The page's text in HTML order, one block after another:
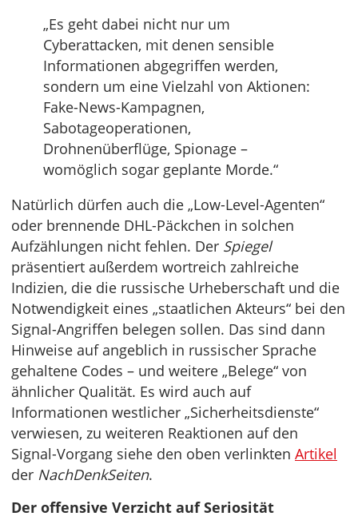
„Es geht dabei nicht nur um
Cyberattacken, mit denen sensible
Informationen abgegriffen werden,
sondern um eine Vielzahl von Aktionen:
Fake-News-Kampagnen,
Sabotageoperationen,
Drohnenüberflüge, Spionage –
womöglich sogar geplante Morde.“
Natürlich dürfen auch die „Low-Level-Agenten“
oder brennende DHL-Päckchen in solchen
Aufzählungen nicht fehlen. Der Spiegel
präsentiert außerdem wortreich zahlreiche
Indizien, die die russische Urheberschaft und die
Notwendigkeit eines „staatlichen Akteurs“ bei den
Signal-Angriffen belegen sollen. Das sind dann
Hinweise auf angeblich in russischer Sprache
gehaltene Codes – und weitere „Belege“ von
ähnlicher Qualität. Es wird auch auf
Informationen westlicher „Sicherheitsdienste“
verwiesen, zu weiteren Reaktionen auf den
Signal-Vorgang siehe den oben verlinkten Artikel
der NachDenkSeiten.
Der offensive Verzicht auf Seriosität